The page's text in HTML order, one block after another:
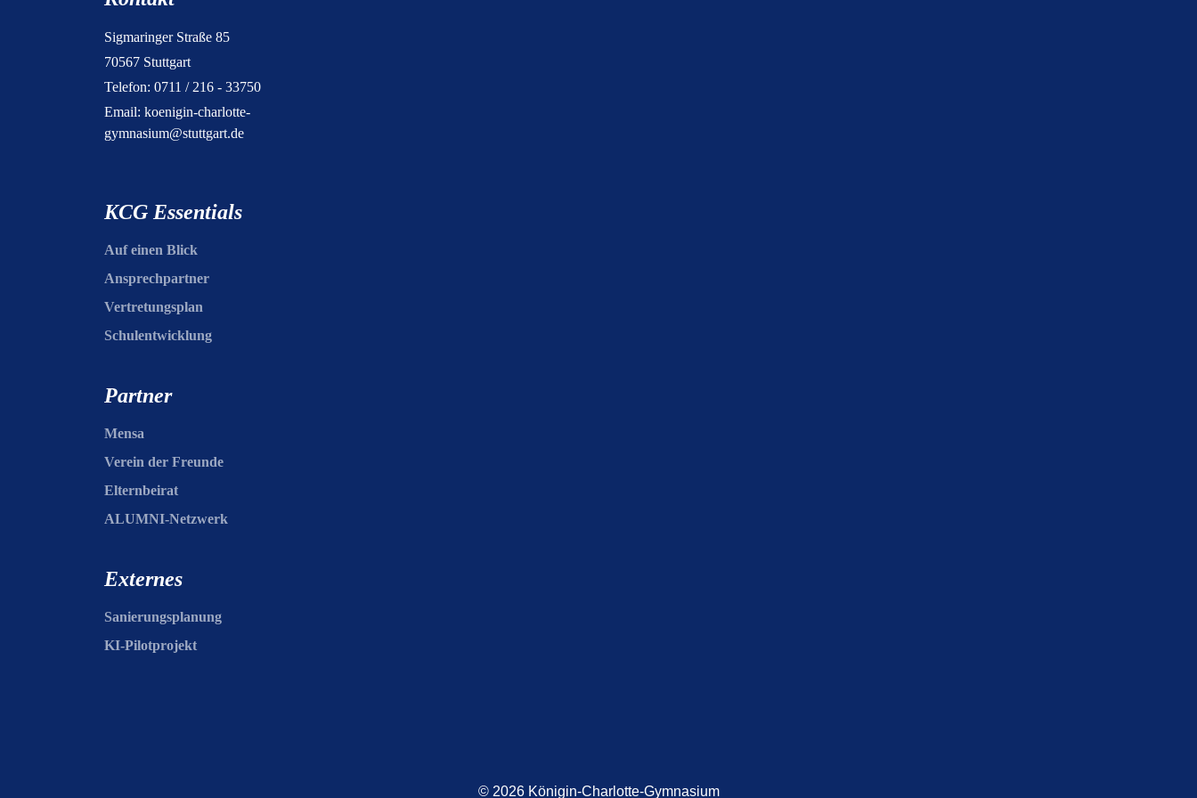
Sigmaringer Straße 85
70567 Stuttgart
Telefon: 0711 / 216 - 33750
Email: koenigin-charlotte-
gymnasium@stuttgart.de
KCG Essentials
Auf einen Blick
Ansprechpartner
Vertretungsplan
Schulentwicklung
Partner
Mensa
Verein der Freunde
Elternbeirat
ALUMNI-Netzwerk
Externes
Sanierungsplanung
KI-Pilotprojekt
© 2026 Königin-Charlotte-Gymnasium